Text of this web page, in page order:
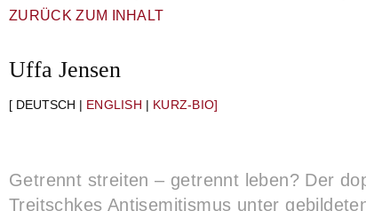
ZURÜCK ZUM INHALT
Uffa Jensen
[ DEUTSCH | ENGLISH | KURZ-BIO]
Getrennt streiten – getrennt leben? Der
Treitschkes Antisemitismus unter